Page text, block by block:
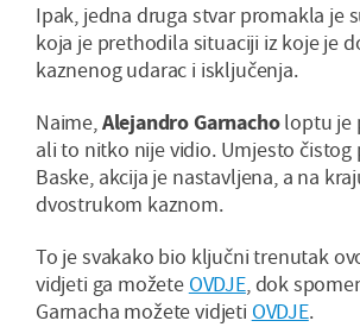
Ipak, jedna druga stvar promakla je
koja je prethodila situaciji iz koje je
kaznenog udarac i isključenja.
Naime,Alejandro Garnacholoptu je
ali to nitko nije vidio. Umjesto čistog
Baske, akcija je nastavljena, a na
dvostrukom kaznom.
To je svakako bio ključni trenutak
vidjeti ga možete OVDJE, dok
Garnacha možete vidjeti OVDJE.